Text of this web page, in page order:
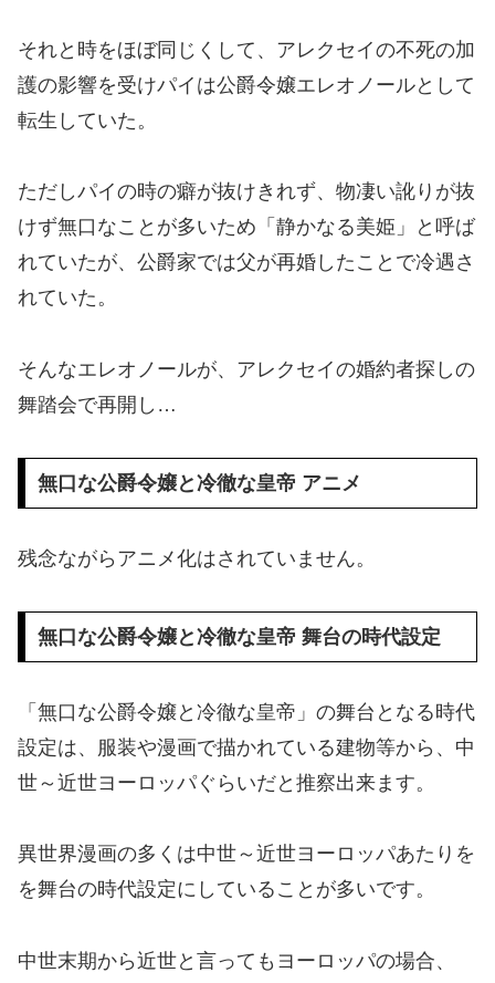
それと時をほぼ同じくして、アレクセイの不死の加
護の影響を受けパイは公爵令嬢エレオノールとして
転生していた。
ただしパイの時の癖が抜けきれず、物凄い訛りが抜
けず無口なことが多いため「静かなる美姫」と呼ば
れていたが、公爵家では父が再婚したことで冷遇さ
れていた。
そんなエレオノールが、アレクセイの婚約者探しの
舞踏会で再開し…
無口な公爵令嬢と冷徹な皇帝 アニメ
残念ながらアニメ化はされていません。
無口な公爵令嬢と冷徹な皇帝 舞台の時代設定
「無口な公爵令嬢と冷徹な皇帝」の舞台となる時代
設定は、服装や漫画で描かれている建物等から、中
世～近世ヨーロッパぐらいだと推察出来ます。
異世界漫画の多くは中世～近世ヨーロッパあたりを
を舞台の時代設定にしていることが多いです。
中世末期から近世と言ってもヨーロッパの場合、